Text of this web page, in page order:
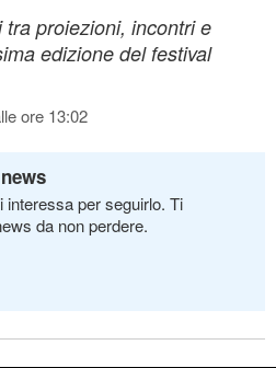
proiezioni, incontri e
edizione del festival
ore 13:02
interessa per seguirlo. Ti
da non perdere.